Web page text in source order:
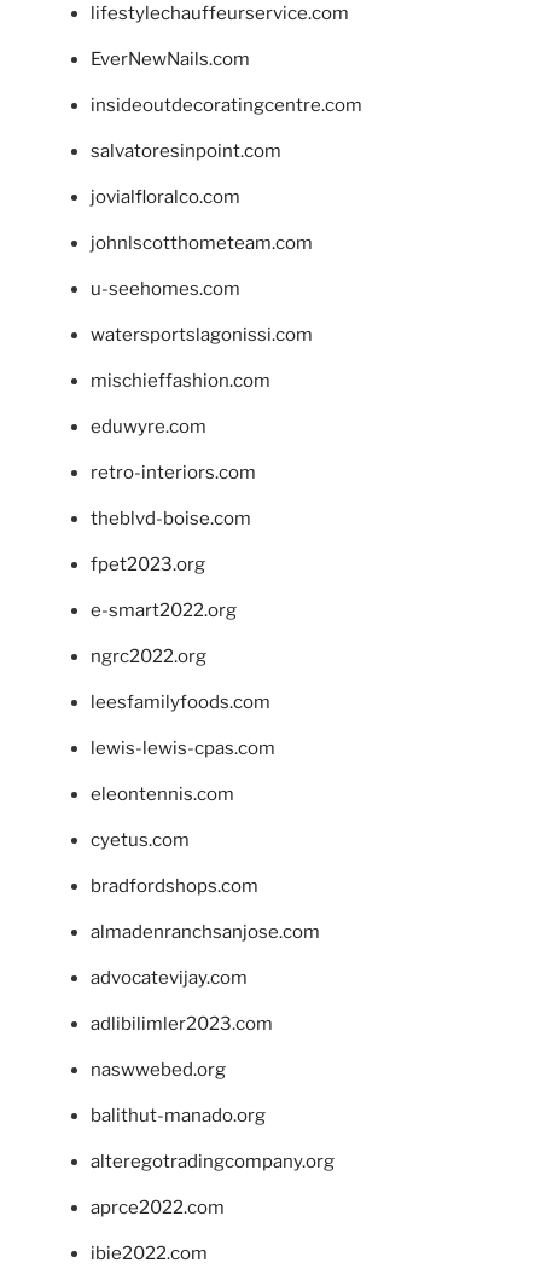
lifestylechauffeurservice.com
EverNewNails.com
insideoutdecoratingcentre.com
salvatoresinpoint.com
jovialfloralco.com
johnlscotthometeam.com
u-seehomes.com
watersportslagonissi.com
mischieffashion.com
eduwyre.com
retro-interiors.com
theblvd-boise.com
fpet2023.org
e-smart2022.org
ngrc2022.org
leesfamilyfoods.com
lewis-lewis-cpas.com
eleontennis.com
cyetus.com
bradfordshops.com
almadenranchsanjose.com
advocatevijay.com
adlibilimler2023.com
naswwebed.org
balithut-manado.org
alteregotradingcompany.org
aprce2022.com
ibie2022.com